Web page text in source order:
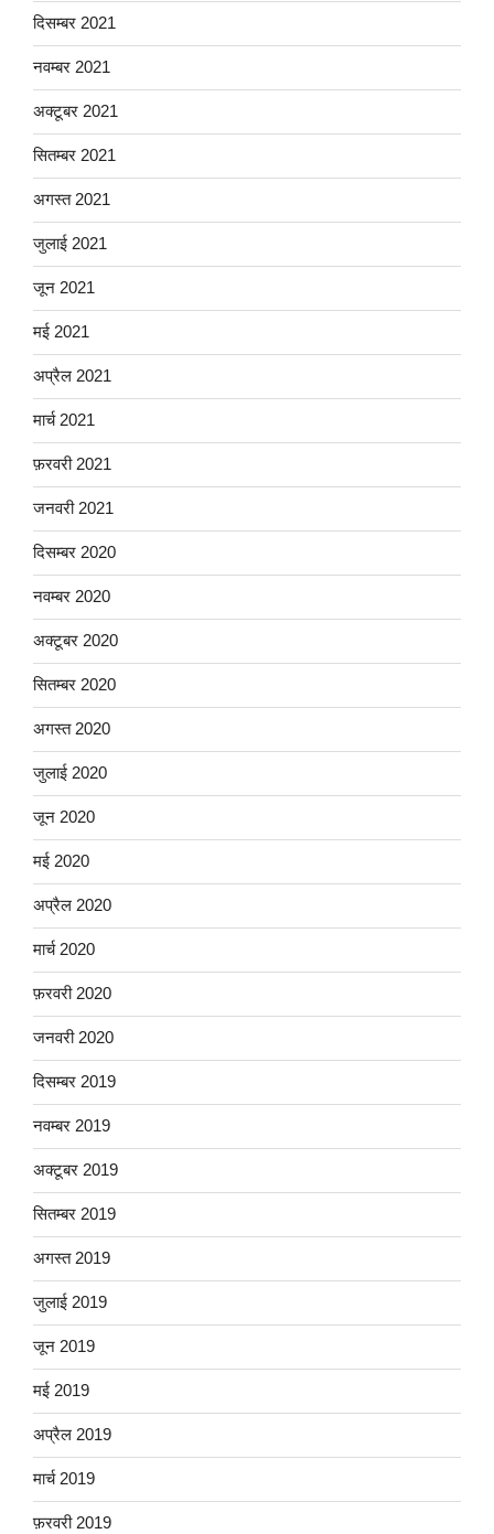
दिसम्बर 2021
नवम्बर 2021
अक्टूबर 2021
सितम्बर 2021
अगस्त 2021
जुलाई 2021
जून 2021
मई 2021
अप्रैल 2021
मार्च 2021
फ़रवरी 2021
जनवरी 2021
दिसम्बर 2020
नवम्बर 2020
अक्टूबर 2020
सितम्बर 2020
अगस्त 2020
जुलाई 2020
जून 2020
मई 2020
अप्रैल 2020
मार्च 2020
फ़रवरी 2020
जनवरी 2020
दिसम्बर 2019
नवम्बर 2019
अक्टूबर 2019
सितम्बर 2019
अगस्त 2019
जुलाई 2019
जून 2019
मई 2019
अप्रैल 2019
मार्च 2019
फ़रवरी 2019